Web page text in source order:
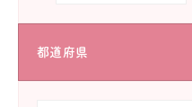
都道府県